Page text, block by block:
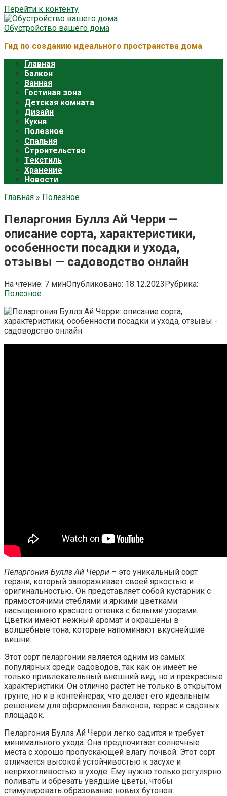
Перейти к контенту
Обустройство вашего дома
Гид по созданию идеального пространства дома
Главная
Балкон
Ванная
Гостиная зона
Детская комната
Дизайн
Кухня
Полезное
Спальня
Строительство
Текстиль
Хранение
Новости
Главная » Полезное
Пеларгония Буллз Ай Черри —
описание сорта, характеристики,
особенности посадки и ухода,
отзывы — садоводство онлайн
На чтение: 7 минОпубликовано: 18.12.2023Рубрика:
Полезное
Пеларгония Буллз Ай Черри – это уникальный сорт
герани, который завораживает своей яркостью и
оригинальностью. Он представляет собой кустарник с
прямостоячими стеблями и яркими цветками
насыщенного красного оттенка с белыми узорами.
Цветки имеют нежный аромат и окрашены в
волшебные тона, которые напоминают вкуснейшие
вишни.
Этот сорт пеларгонии является одним из самых
популярных среди садоводов, так как он имеет не
только привлекательный внешний вид, но и прекрасные
характеристики. Он отлично растет не только в открытом
грунте, но и в контейнерах, что делает его идеальным
решением для оформления балконов, террас и садовых
площадок.
Пеларгония Буллз Ай Черри легко садится и требует
минимального ухода. Она предпочитает солнечные
места с хорошо пропускающей влагу почвой. Этот сорт
отличается высокой устойчивостью к засухе и
неприхотливостью в уходе. Ему нужно только регулярно
поливать и обрезать увядшие цветы, чтобы
стимулировать образование новых бутонов.